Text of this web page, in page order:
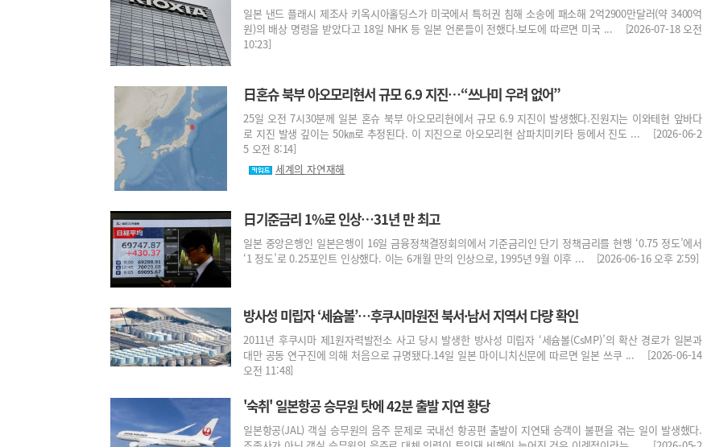
일본 낸드 플래시 제조사 키옥시아홀딩스가 미국에서 특허권 침해 소송에 패소해 2억2900만달러(약 3400억
원)의 배상 명령을 받았다고 18일 NHK 등 일본 언론들이 전했다.보도에 따르면 미국 ... [2026-07-18 오전
10:23]
日혼슈 북부 아오모리현서 규모 6.9 지진…“쓰나미 우려 없어”
25일 오전 7시30분께 일본 혼슈 북부 아오모리현에서 규모 6.9 지진이 발생했다.진원지는 이와테현 앞바다
로 지진 발생 깊이는 50㎞로 추정된다. 이 지진으로 아오모리현 삼파치미키타 등에서 진도 ... [2026-06-2
5 오전 8:14]
세계의 자연재해
日기준금리 1%로 인상…31년 만 최고
일본 중앙은행인 일본은행이 16일 금융정책결정회의에서 기준금리인 단기 정책금리를 현행 ‘0.75 정도’에서
‘1 정도’로 0.25포인트 인상했다. 이는 6개월 만의 인상으로, 1995년 9월 이후 ... [2026-06-16 오후 2:59]
방사성 미립자 ‘세슘볼’…후쿠시마원전 북서·남서 지역서 다량 확인
2011년 후쿠시마 제1원자력발전소 사고 당시 발생한 방사성 미립자 ‘세슘볼(CsMP)’의 확산 경로가 일본과
대만 공동 연구진에 의해 처음으로 규명됐다.14일 일본 마이니치신문에 따르면 일본 쓰쿠 ... [2026-06-14
오전 11:48]
'숙취' 일본항공 승무원 탓에 42분 출발 지연 황당
일본항공(JAL) 객실 승무원의 음주 문제로 국내선 항공편 출발이 지연돼 승객이 불편을 겪는 일이 발생했다.